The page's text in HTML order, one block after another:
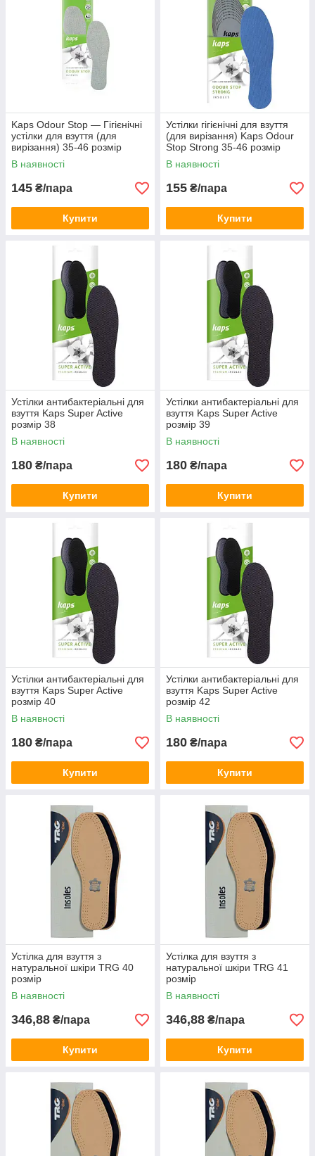
Kaps Odour Stop — Гігієнічні
устілки для взуття (для
вирізання) 35-46 розмір
В наявності
145 ₴/пара
Купити
Устілки гігієнічні для взуття
(для вирізання) Kaps Odour
Stop Strong 35-46 розмір
В наявності
155 ₴/пара
Купити
Устілки антибактеріальні для
взуття Kaps Super Active
розмір 38
В наявності
180 ₴/пара
Купити
Устілки антибактеріальні для
взуття Kaps Super Active
розмір 39
В наявності
180 ₴/пара
Купити
Устілки антибактеріальні для
взуття Kaps Super Active
розмір 40
В наявності
180 ₴/пара
Купити
Устілки антибактеріальні для
взуття Kaps Super Active
розмір 42
В наявності
180 ₴/пара
Купити
Устілка для взуття з
натуральної шкіри TRG 40
розмір
В наявності
346,88 ₴/пара
Купити
Устілка для взуття з
натуральної шкіри TRG 41
розмір
В наявності
346,88 ₴/пара
Купити